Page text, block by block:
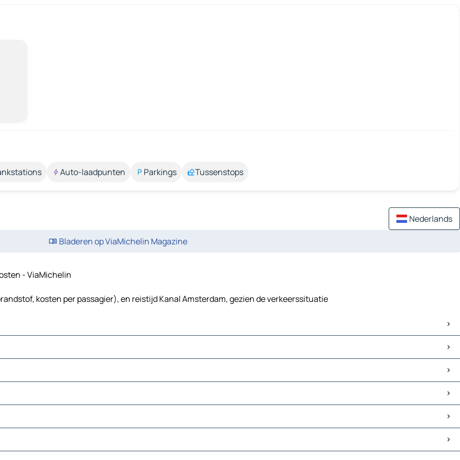
Auto-laadpunten Parkings Tussenstops
Nederlands
Bladeren op ViaMichelin Magazine
- ViaMichelin
kosten per passagier), en reistijd Kanal Amsterdam, gezien de verkeerssituatie